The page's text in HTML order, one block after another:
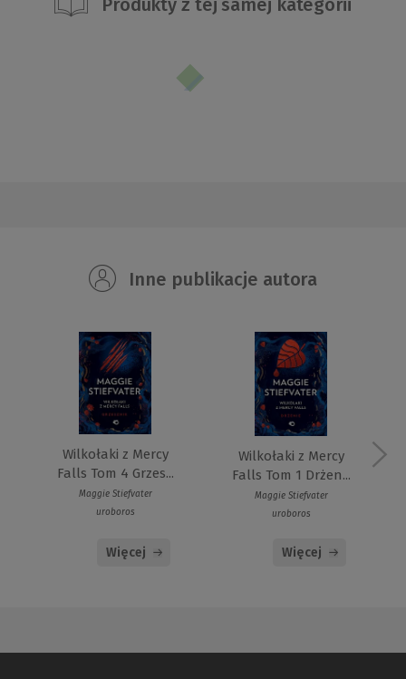
Inne publikacje autora
Wilkołaki z Mercy
Falls Tom 4 Grzes...
Maggie Stiefvater
uroboros
Więcej
Wilkołaki z Mercy
Falls Tom 1 Drżen...
Maggie Stiefvater
uroboros
Więcej